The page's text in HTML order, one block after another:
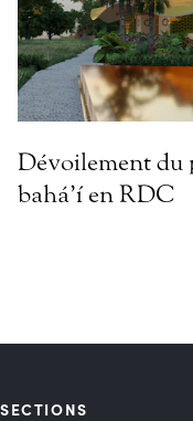
Dévoilement du
bahá’í en RDC
SECTIONS